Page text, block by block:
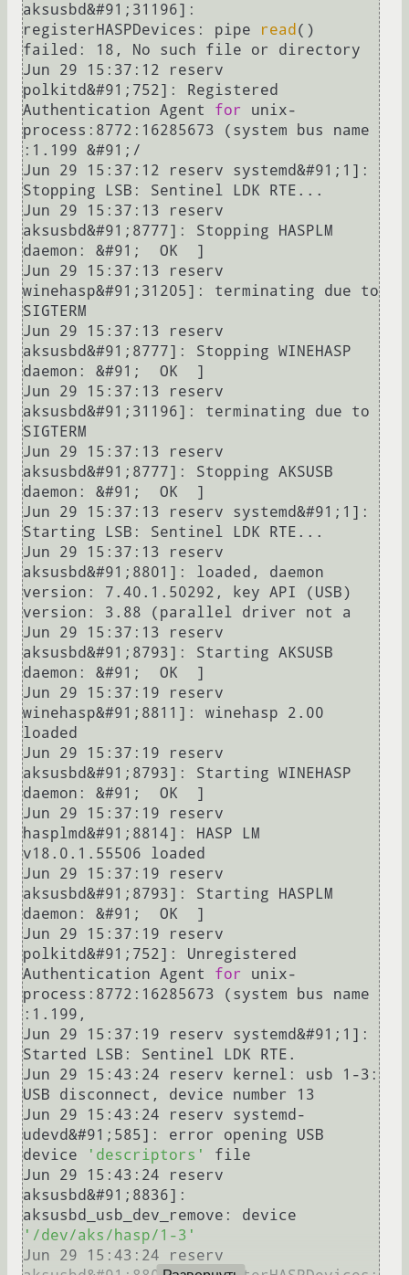
aksusbd&#91;31196]:
registerHASPDevices: pipe
read ()
failed: 18, No such file or directory
Jun 29 15:37:12 reserv
polkitd&#91;752]: Registered
Authentication Agent for
unix-
process:8772:16285673 (system bus name
:1.199 &#91;/
Jun 29 15:37:12 reserv systemd&#91;1]:
Stopping LSB: Sentinel LDK RTE...
Jun 29 15:37:13 reserv
aksusbd&#91;8777]: Stopping HASPLM
daemon: &#91;  OK  ]
Jun 29 15:37:13 reserv
winehasp&#91;31205]: terminating due to
SIGTERM
Jun 29 15:37:13 reserv
aksusbd&#91;8777]: Stopping WINEHASP
daemon: &#91;  OK  ]
Jun 29 15:37:13 reserv
aksusbd&#91;31196]: terminating due to
SIGTERM
Jun 29 15:37:13 reserv
aksusbd&#91;8777]: Stopping AKSUSB
daemon: &#91;  OK  ]
Jun 29 15:37:13 reserv systemd&#91;1]:
Starting LSB: Sentinel LDK RTE...
Jun 29 15:37:13 reserv
aksusbd&#91;8801]: loaded, daemon
version: 7.40.1.50292, key API (USB)
version: 3.88 (parallel driver not a
Jun 29 15:37:13 reserv
aksusbd&#91;8793]: Starting AKSUSB
daemon: &#91;  OK  ]
Jun 29 15:37:19 reserv
winehasp&#91;8811]: winehasp 2.00
loaded
Jun 29 15:37:19 reserv
aksusbd&#91;8793]: Starting WINEHASP
daemon: &#91;  OK  ]
Jun 29 15:37:19 reserv
hasplmd&#91;8814]: HASP LM
v18.0.1.55506 loaded
Jun 29 15:37:19 reserv
aksusbd&#91;8793]: Starting HASPLM
daemon: &#91;  OK  ]
Jun 29 15:37:19 reserv
polkitd&#91;752]: Unregistered
Authentication Agent for
unix-
process:8772:16285673 (system bus name
:1.199,
Jun 29 15:37:19 reserv systemd&#91;1]:
Started LSB: Sentinel LDK RTE.
Jun 29 15:43:24 reserv kernel: usb 1-3:
USB disconnect, device number 13
Jun 29 15:43:24 reserv systemd-
udevd&#91;585]: error opening USB
device
'descriptors'
file
Jun 29 15:43:24 reserv
aksusbd&#91;8836]:
'/dev/aks/hasp/1-3'
Jun 29 15:43:24 reserv